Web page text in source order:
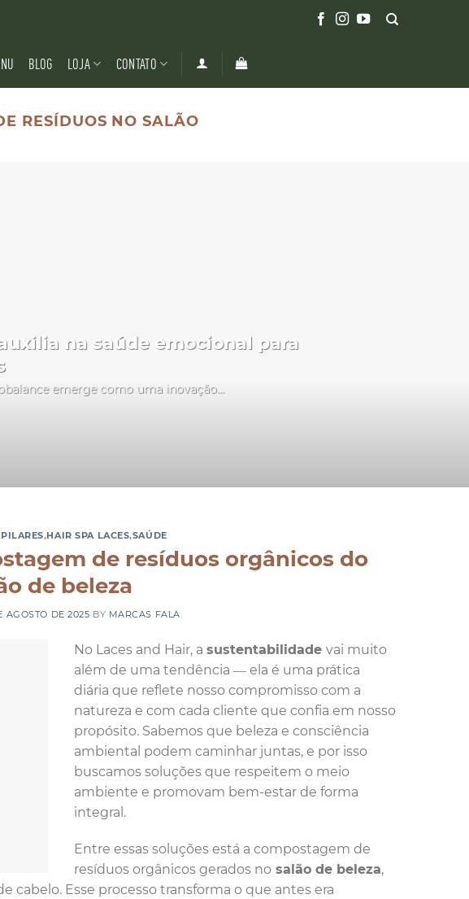
BLOG LOJA CONTATO
RESÍDUOS NO SALÃO
na saúde emocional para
emerge como uma inovação...
,HAIR SPA LACES,SAÚDE
de resíduos orgânicos do
de beleza
AGOSTO DE 2025 BY MARCAS FALA
No Laces and Hair, asustentabilidadevai muito
além de uma tendência — ela é uma prática
diária que reflete nosso compromisso com a
natureza e com cada cliente que confia em nosso
propósito. Sabemos que beleza e consciência
ambiental podem caminhar juntas, e por isso
buscamos soluções que respeitem o meio
ambiente e promovam bem-estar de forma
integral.
Entre essas soluções está a compostagem de
resíduos orgânicos gerados no salão de beleza,
cabelo. Esse processo transforma o que antes era